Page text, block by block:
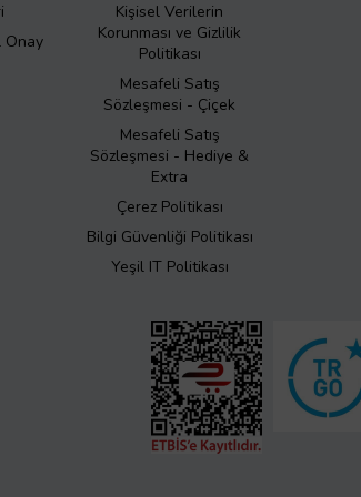
Onay
Kişisel Verilerin
Korunması ve Gizlilik
Politikası
Mesafeli Satış
Sözleşmesi - Çiçek
Mesafeli Satış
Sözleşmesi - Hediye &
Extra
Çerez Politikası
Bilgi Güvenliği Politikası
Yeşil IT Politikası